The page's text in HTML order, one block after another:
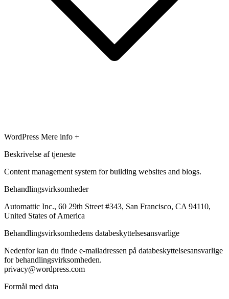
WordPress Mere info +
Beskrivelse af tjeneste
Content management system for building websites and blogs.
Behandlingsvirksomheder
Automattic Inc., 60 29th Street #343, San Francisco, CA 94110,
United States of America
Behandlingsvirksomhedens databeskyttelsesansvarlige
Nedenfor kan du finde e-mailadressen på databeskyttelsesansvarlige
for behandlingsvirksomheden.
privacy@wordpress.com
Formål med data